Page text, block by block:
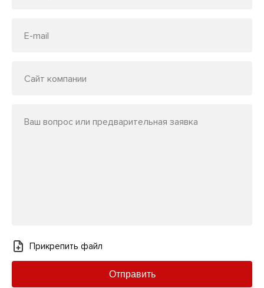
E-mail
Сайт компании
Ваш вопрос или предварительная заявка
Прикрепить файл
Отправить